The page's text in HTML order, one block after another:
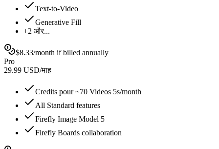
Text-to-Video
Generative Fill
+2 और...
$8.33/month if billed annually
Pro
29.99 USD/माह
Credits pour ~70 Videos 5s/month
All Standard features
Firefly Image Model 5
Firefly Boards collaboration